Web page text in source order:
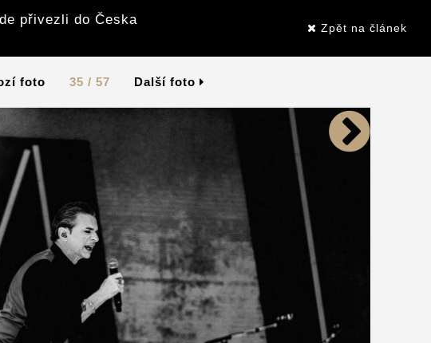
přivezli do Česka
Zpět na článek
foto 35 / 57 Další foto